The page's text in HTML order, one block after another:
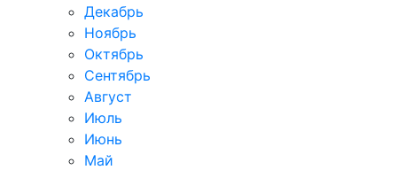
Декабрь
Ноябрь
Октябрь
Сентябрь
Август
Июль
Июнь
Май